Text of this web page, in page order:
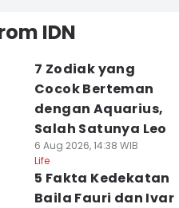
IDN
7 Zodiak yang
Cocok Berteman
dengan Aquarius,
Salah Satunya Leo
6 Aug 2026, 14:38 WIB
Life
5 Fakta Kedekatan
Baila Fauri dan Ivar